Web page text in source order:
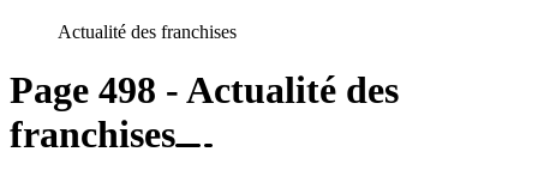
Actualité des franchises
Page 498 - Actualité des
franchises